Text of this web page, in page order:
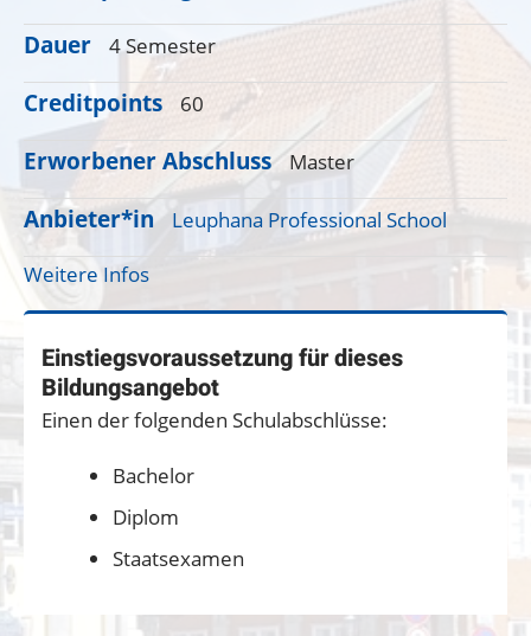
Dauer 4 Semester
Creditpoints 60
Erworbener Abschluss Master
Anbieter*in
Leuphana Professional School
Weitere Infos
Einstiegsvoraussetzung für dieses
Bildungsangebot
Einen der folgenden Schulabschlüsse:
Bachelor
Diplom
Staatsexamen